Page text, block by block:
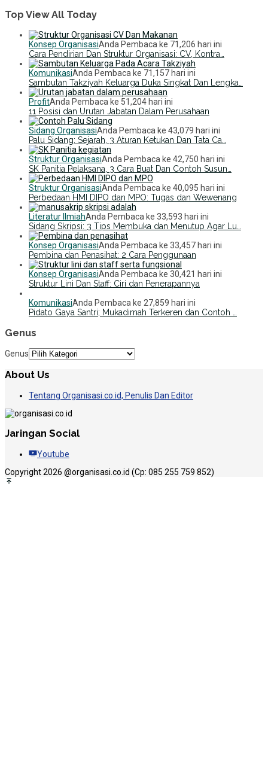
Top View All Today
Konsep OrganisasiAnda Pembaca ke 71,206 hari ini
Cara Pendirian Dan Struktur Organisasi: CV, Kontra…
KomunikasiAnda Pembaca ke 71,157 hari ini
Sambutan Takziyah Keluarga Duka Singkat Dan Lengka…
ProfitAnda Pembaca ke 51,204 hari ini
11 Posisi dan Urutan Jabatan Dalam Perusahaan
Sidang OrganisasiAnda Pembaca ke 43,079 hari ini
Palu Sidang: Sejarah, 3 Aturan Ketukan Dan Tata Ca…
Struktur OrganisasiAnda Pembaca ke 42,750 hari ini
SK Panitia Pelaksana, 3 Cara Buat Dan Contoh Susun…
Struktur OrganisasiAnda Pembaca ke 40,095 hari ini
Perbedaan HMI DIPO dan MPO: Tugas dan Wewenang
Literatur IlmiahAnda Pembaca ke 33,593 hari ini
Sidang Skripsi: 3 Tips Membuka dan Menutup Agar Lu…
Konsep OrganisasiAnda Pembaca ke 33,457 hari ini
Pembina dan Penasihat: 2 Cara Penggunaan
Konsep OrganisasiAnda Pembaca ke 30,421 hari ini
Struktur Lini Dan Staff: Ciri dan Penerapannya
KomunikasiAnda Pembaca ke 27,859 hari ini
Pidato Gaya Santri; Mukadimah Terkeren dan Contoh …
Genus
Genus
About Us
Tentang Organisasi.co.id, Penulis Dan Editor
Jaringan Social
Youtube
Copyright 2026 @organisasi.co.id (Cp: 085 255 759 852)